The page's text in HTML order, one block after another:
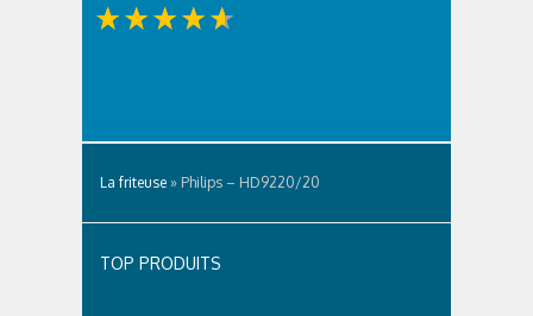
La friteuse » Philips – HD9220/20
TOP PRODUITS